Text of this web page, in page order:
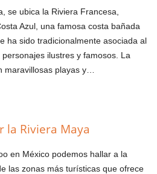
se ubica la Riviera Francesa,
Azul, una famosa costa bañada
ha sido tradicionalmente asociada al
ilustres y famosos. La
maravillosas playas y…
la Riviera Maya
en México podemos hallar a la
las zonas más turísticas que ofrece